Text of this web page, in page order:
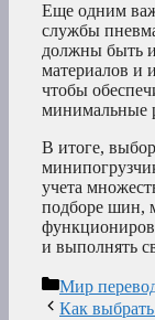
Еще одним
службы
должны быть
материалов и
чтобы
минимальные
В итоге,
учета
подборе шин,
и выполнять
Рубрики
Мир
Как